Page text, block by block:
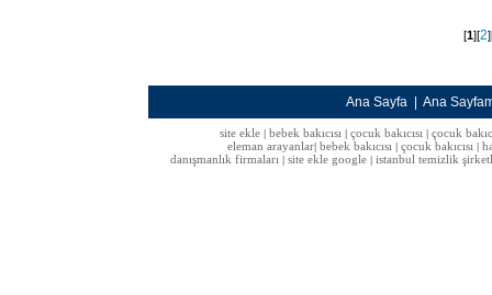
[1][2
Ana Sayfa Ana
site ekle| bebek bakıcısı| çocuk bakıcısı| çocuk
eleman arayanlar bebek bakıcısı çocuk bakıcısı
danışmanlık firmaları
site ekle google istanbul temizlik